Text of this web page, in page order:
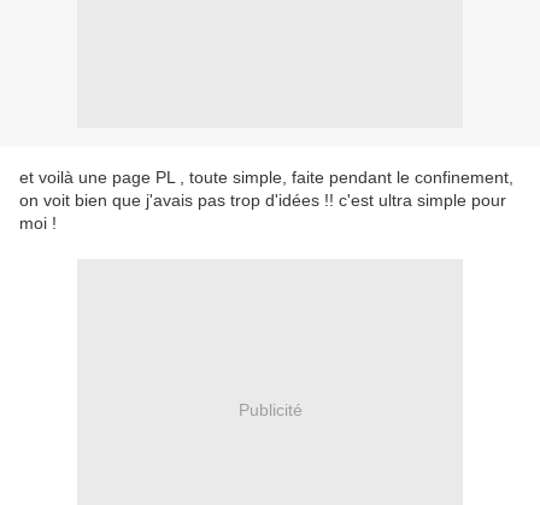
et voilà une page PL , toute simple, faite pendant le confinement,
on voit bien que j'avais pas trop d'idées !! c'est ultra simple pour
moi !
Publicité